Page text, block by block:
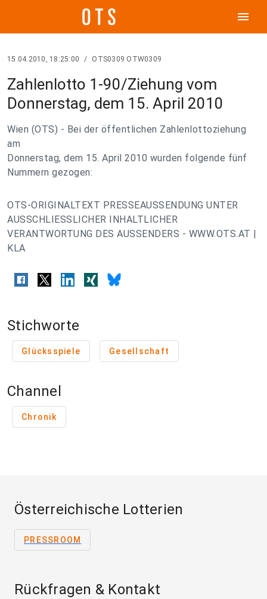
menu
15.04.2010, 18:25:00 / OTS0309 OTW0309
Zahlenlotto 1-90/Ziehung vom
Donnerstag, dem 15. April 2010
Wien (OTS) - Bei der öffentlichen Zahlenlottoziehung
am
Donnerstag, dem 15. April 2010 wurden folgende fünf
Nummern gezogen:
OTS-ORIGINALTEXT PRESSEAUSSENDUNG UNTER
AUSSCHLIESSLICHER INHALTLICHER
VERANTWORTUNG DES AUSSENDERS - WWW.OTS.AT |
KLA
Stichworte
Glücksspiele Gesellschaft
Channel
Chronik
Österreichische Lotterien
PRESSROOM
Rückfragen & Kontakt